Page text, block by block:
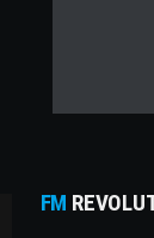
FM